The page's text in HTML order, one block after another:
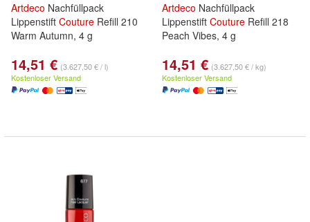
Artdeco Nachfüllpack
Lippenstift Couture Refill 210
Warm Autumn, 4 g
14,51 € (3.627,50 € / l)
Kostenloser Versand
Artdeco Nachfüllpack
Lippenstift Couture Refill 218
Peach Vibes, 4 g
14,51 € (3.627,50 € / kg)
Kostenloser Versand